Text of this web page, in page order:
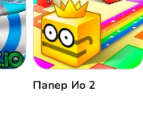
гранату
Папер Ио 2